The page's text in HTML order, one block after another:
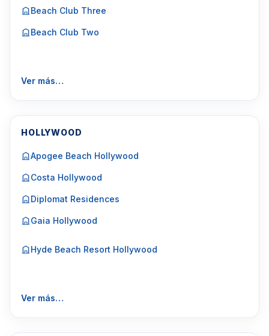
Beach Club Three
Beach Club Two
Ver más…
HOLLYWOOD
Apogee Beach Hollywood
Costa Hollywood
Diplomat Residences
Gaia Hollywood
Hyde Beach Resort Hollywood
Ver más…